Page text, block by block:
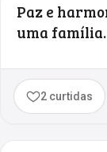
Paz e
uma família.
2 curtidas